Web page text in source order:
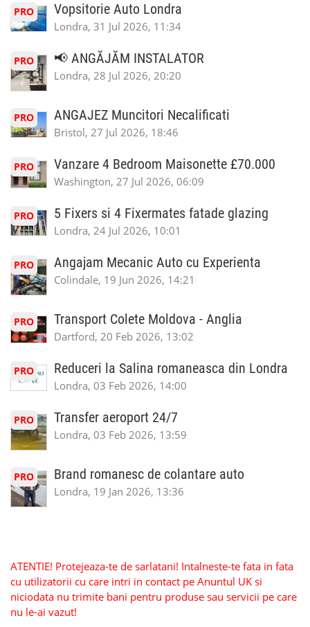
PRO Vopsitorie Auto Londra
Londra, 31 Jul 2026, 11:34
PRO 📢 ANGĂJĂM INSTALATOR
Londra, 28 Jul 2026, 20:20
PRO ANGAJEZ Muncitori Necalificati
Bristol, 27 Jul 2026, 18:46
PRO Vanzare 4 Bedroom Maisonette £70.000
Washington, 27 Jul 2026, 06:09
PRO 5 Fixers si 4 Fixermates fatade glazing
Londra, 24 Jul 2026, 10:01
PRO Angajam Mecanic Auto cu Experienta
Colindale, 19 Jun 2026, 14:21
PRO Transport Colete Moldova - Anglia
Dartford, 20 Feb 2026, 13:02
PRO Reduceri la Salina romaneasca din Londra
Londra, 03 Feb 2026, 14:00
PRO Transfer aeroport 24/7
Londra, 03 Feb 2026, 13:59
PRO Brand romanesc de colantare auto
Londra, 19 Jan 2026, 13:36
ATENTIE! Protejeaza-te de sarlatani! Intalneste-te fata in fata
cu utilizatorii cu care intri in contact pe Anuntul UK si
niciodata nu trimite bani pentru produse sau servicii pe care
nu le-ai vazut!